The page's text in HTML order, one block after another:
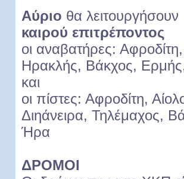
Αύριο θα
καιρού επιτρέποντος
οι αναβατήρες:
Ηρακλής, Βάκχος,
και
οι πίστες: Αφροδίτη,
Διηάνειρα, Τηλέμαχος,
Ήρα
ΔΡΟΜΟΙ